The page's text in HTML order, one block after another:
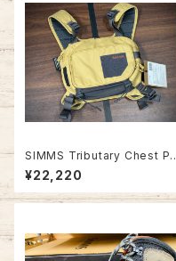
SIMMS Tributary Chest Pa
ck #Bistre
¥22,220